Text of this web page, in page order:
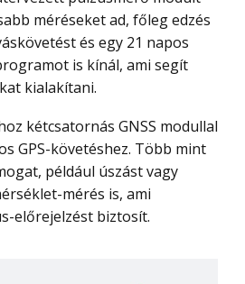
méréseket ad, főleg edzés
és egy 21 napos
is kínál, ami segít
kialakítani.
GPS-követéshez. Több mint
például úszást vagy
mérés is, ami
előrejelzést biztosít.